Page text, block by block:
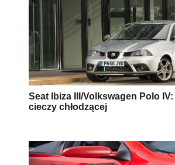
Seat Ibiza III/Volkswagen Polo
cieczy chłodzącej